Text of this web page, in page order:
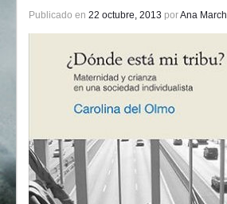
Publicado en 22 octubre, 2013 porAna March